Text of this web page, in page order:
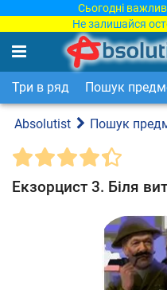
Сьогодні
Не залишайся
Три в ряд Пошук
Absolutist Пошук
Екзорцист 3. Біля